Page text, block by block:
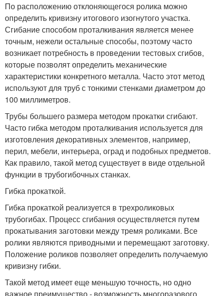
По расположению отклоняющегося ролика можно
определить кривизну итогового изогнутого участка.
Сгибание способом проталкивания является менее
точным, нежели остальные способы, поэтому часто
возникает потребность в проведении тестовых сгибов,
которые позволят определить механические
характеристики конкретного металла. Часто этот метод
используют для труб с тонкими стенками диаметром до
100 миллиметров.
Трубы большего размера методом прокатки сгибают.
Часто гибка методом проталкивания используется для
изготовления декоративных элементов, например,
перил, мебели, интерьера, оград и подобных предметов.
Как правило, такой метод существует в виде отдельной
функции в трубогибочных станках.
Гибка прокаткой.
Гибка прокаткой реализуется в трехроликовых
трубогибах. Процесс сгибания осуществляется путем
прокатывания заготовки между тремя роликами. Все
ролики являются приводными и перемещают заготовку.
Положение роликов позволяет определить получаемую
кривизну гибки.
Такой метод имеет еще меньшую точность, но одно